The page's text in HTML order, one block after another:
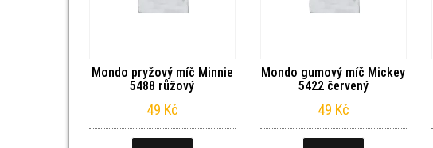
Mondo pryžový míč Minnie
5488 růžový
49 Kč
Mondo gumový míč Mickey
5422 červený
49 Kč